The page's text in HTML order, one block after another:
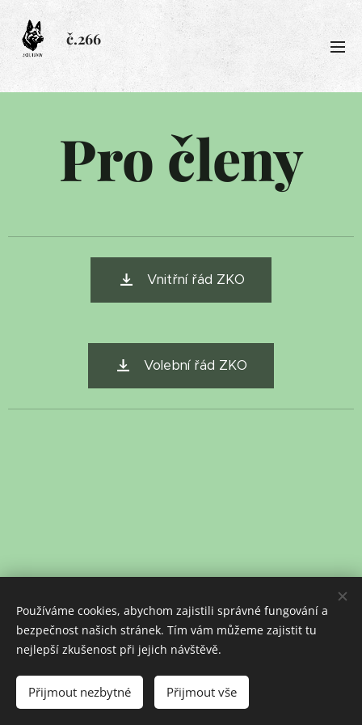
č.266
Pro členy
Vnitřní řád ZKO
Volební řád ZKO
Vytvořeno službou Cookies
Používáme cookies, abychom zajistili správné fungování a
bezpečnost našich stránek. Tím vám můžeme zajistit tu
nejlepší zkušenost při jejich návštěvě.
Přijmout nezbytné Přijmout vše